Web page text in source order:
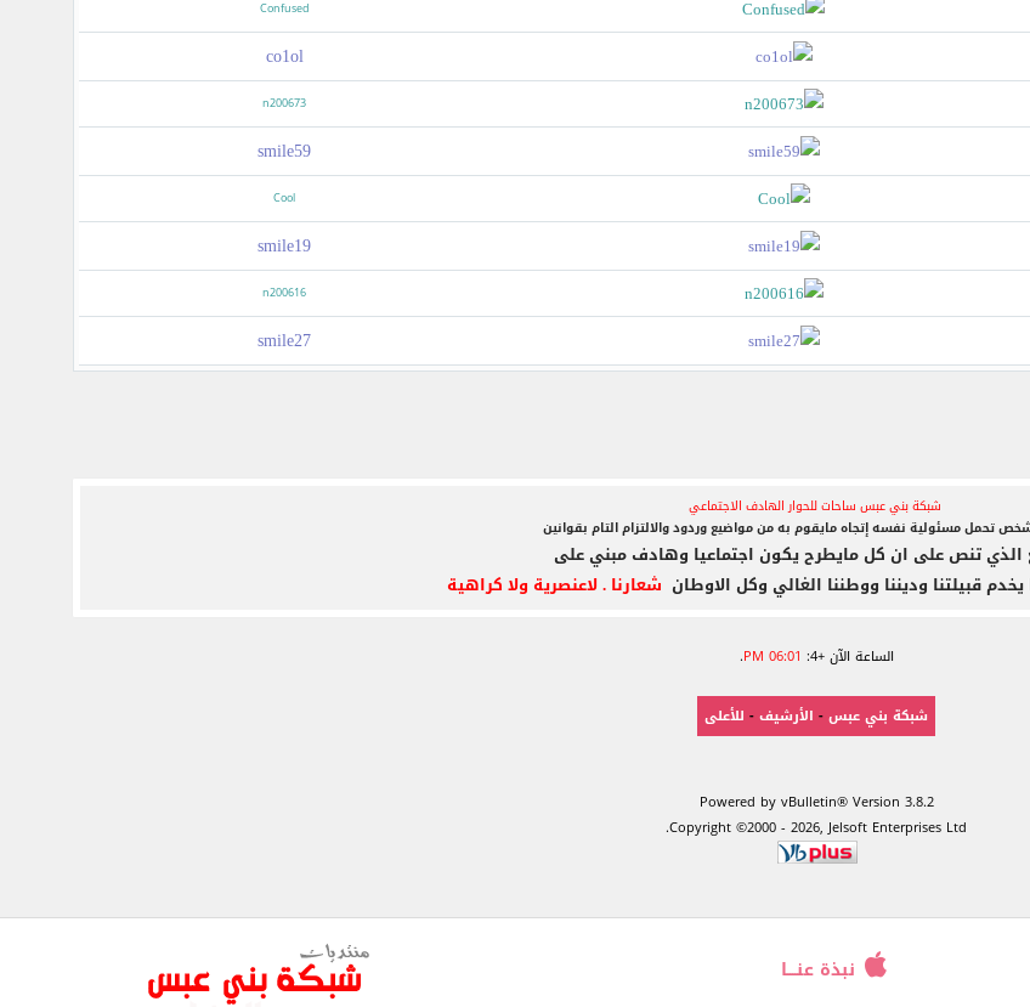
Confused
co1ol
n200673
smile59
Cool
smile19
n200616
smile27
شبكة بني عبس ساحات للحوار الهادف الاجتماعي
تحمل مسئولية نفسه إتجاه مايقوم بهمن مواضيع وردود والالتزام التام بقوانين
الذي تنص على ان كل مايطرح يكون اجتماعيا وهادف مبني على
قبيلتنا وديننا ووطننا الغالي وكل الاوطان شعارنا . لاعنصرية ولا كراهية
الساعة الآن +4: 06:01 PM
.
شبكة بني عبس- الأرشيف- للأعلى
Powered by vBulletin® Version 3.8.2
Copyright ©2000 - 2026, Jelsoft Enterprises Ltd.
نبذة عنــــا